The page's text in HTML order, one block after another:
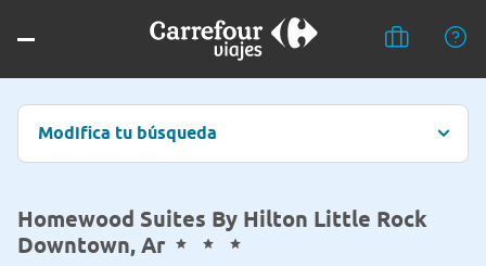
Modifica tu búsqueda
Homewood Suites By Hilton Little Rock
Downtown, Ar